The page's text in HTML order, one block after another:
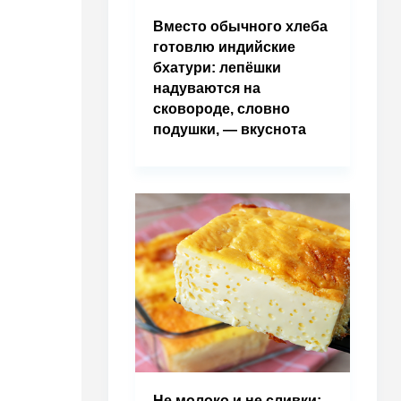
Вместо обычного хлеба
готовлю индийские
бхатури: лепёшки
надуваются на
сковороде, словно
подушки, — вкуснота